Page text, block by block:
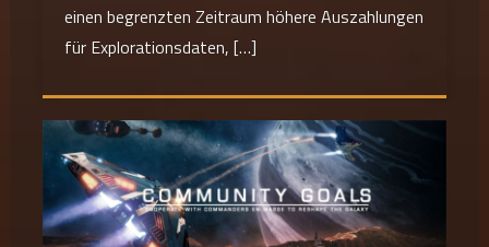
einen begrenzten Zeitraum höhere Auszahlungen
für Explorationsdaten, […]